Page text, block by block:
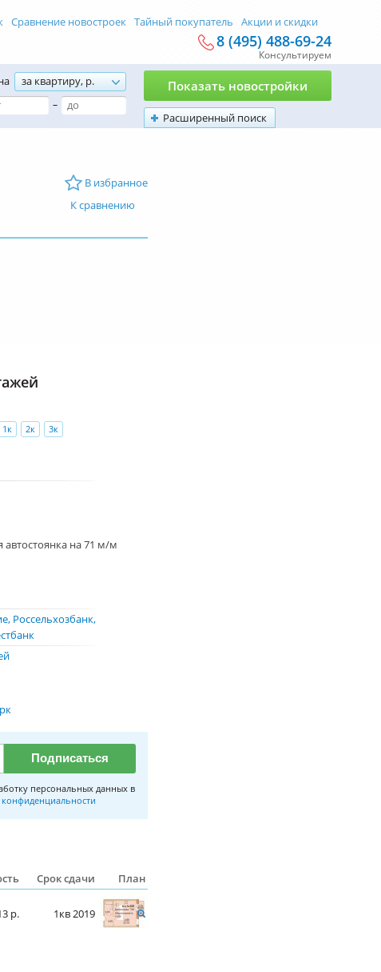
Сравнение новостроек Тайный покупатель Акции и скидки
8 (495) 488-69-24
Консультируем
за квартиру, р.
–
Расширенный поиск
Показать новостройки
В избранное
К сравнению
1к 2к 3к
на 71 м/м
Россельхозбанк
Подписаться
персональных данных в
Срок сдачи План
р. 1кв 2019